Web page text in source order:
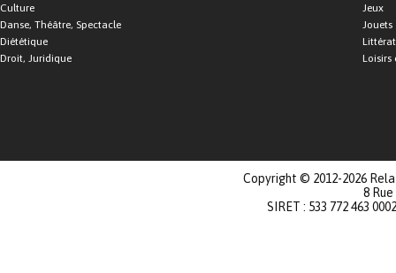
Culture
Danse, Théâtre, Spectacle
Diététique
Droit, Juridique
Jeux
Jouets
Loisirs
Copyright © 2012-2026
8
SIRET : 533 772 463